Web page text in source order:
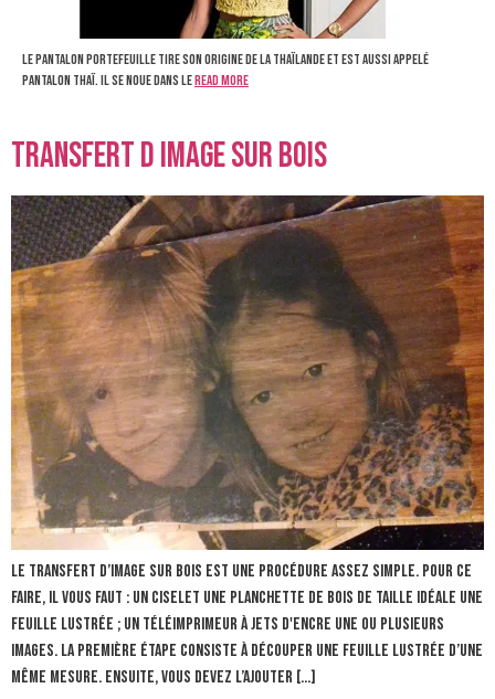
Le pantalon portefeuille tire son origine de la Thaïlande et est aussi appelé
pantalon thaï. Il se noue dans leRead more
transfert d image sur bois
Le transfert d’image sur bois est une procédure assez simple. Pour ce
faire, il vous faut : Un ciselet Une planchette de bois de taille idéale Une
feuille lustrée ; Un téléimprimeur à jets d'encre Une ou plusieurs
images. La première étape consiste à découper une feuille lustrée d’une
même mesure. Ensuite, vous devez l’ajouter […]